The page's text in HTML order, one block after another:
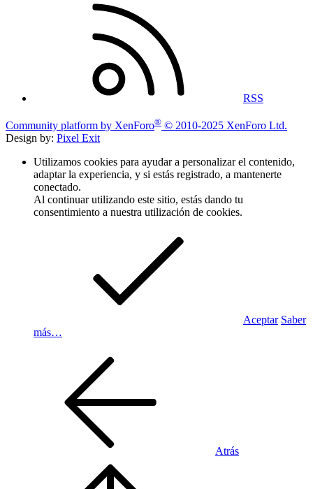
RSS
Community platform by XenForo® © 2010-2025 XenForo Ltd.
Design by: Pixel Exit
Utilizamos cookies para ayudar a personalizar el contenido,
adaptar la experiencia, y si estás registrado, a mantenerte
conectado.
Al continuar utilizando este sitio, estás dando tu
consentimiento a nuestra utilización de cookies.
Aceptar Saber
más…
Atrás